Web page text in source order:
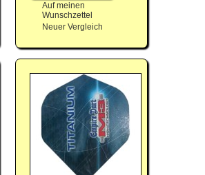
Auf meinen
Wunschzettel
Neuer Vergleich